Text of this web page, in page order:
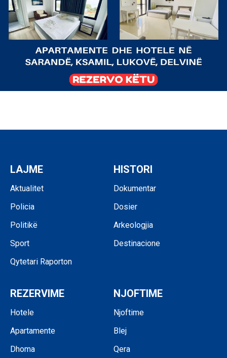
LAJME
Aktualitet
Policia
Politikë
Sport
Qytetari Raporton
HISTORI
Dokumentar
Dosier
Arkeologjia
Destinacione
REZERVIME
Hotele
Apartamente
Dhoma
NJOFTIME
Njoftime
Blej
Qera